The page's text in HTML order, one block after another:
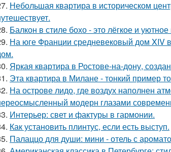
Небольшая квартира в историческом
Балкон в стиле бохо - это лёгкое и
На юге Франции средневековый дом XIV
Яркая квартира в Ростове-на-дону,
Эта квартира в Милане - тонкий пример
На острове лидо, где воздух наполнен
модерн глазами
Интерьер: свет и фактуры в гармонии.
Как установить плинтус, если есть выступ.
Палаццо для души: мини - отель с